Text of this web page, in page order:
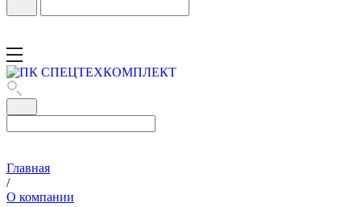
Главная
/
О компании